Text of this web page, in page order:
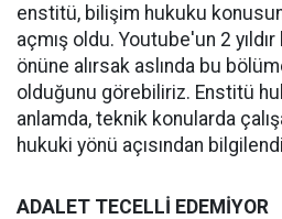
enstitü, bilişim hukuku
açmış oldu. Youtube'un 2
önüne alırsak aslında bu
olduğunu görebiliriz. Enstitü
anlamda, teknik konularda
hukuki yönü açısından
ADALET TECELLİ EDEMİYOR